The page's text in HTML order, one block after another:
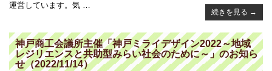
運営しています。気 …
続きを見る →
神戸商工会議所主催「神戸ミライデザイン2022～地域
レジリエンスと共助型みらい社会のために～」のお知ら
せ（2022/11/14）